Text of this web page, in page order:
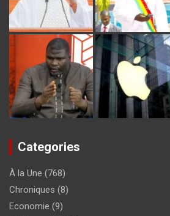
Categories
À la Une (768)
Chroniques (8)
Economie (9)